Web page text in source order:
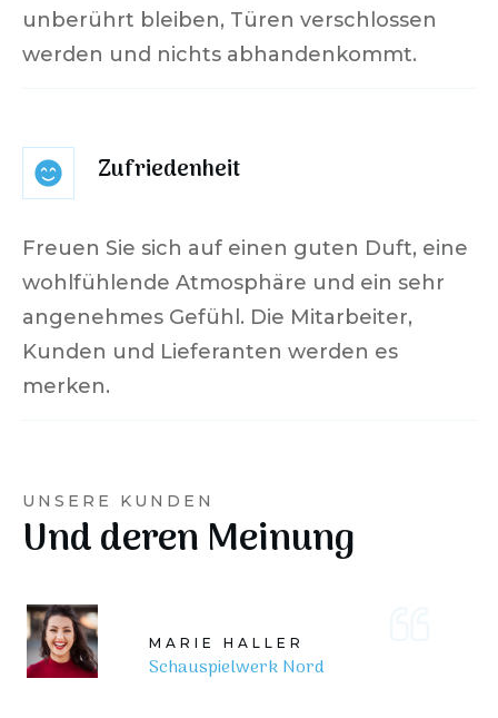
unberührt bleiben, Türen verschlossen
werden und nichts abhandenkommt.
Zufriedenheit
Freuen Sie sich auf einen guten Duft, eine
wohlfühlende Atmosphäre und ein sehr
angenehmes Gefühl. Die Mitarbeiter,
Kunden und Lieferanten werden es
merken.
UNSERE KUNDEN
Und deren Meinung
MARIE HALLER
Schauspielwerk Nord